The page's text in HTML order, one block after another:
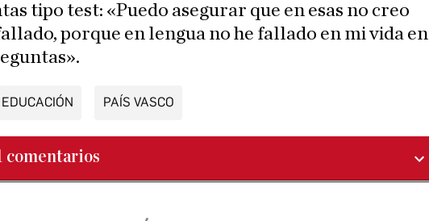
tipo test: «Puedo asegurar que en esas no creo
porque en lengua no he fallado en mi vida en
EDUCACIÓN PAÍS VASCO
comentarios